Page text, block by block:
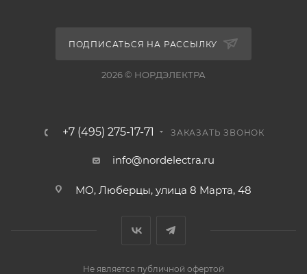
ПОДПИСАТЬСЯ НА РАССЫЛКУ
2026 © НОРДЭЛЕКТРА
+7 (495) 275-17-71 ЗАКАЗАТЬ ЗВОНОК
info@nordelectra.ru
МО, Люберцы, улица 8 Марта, 48
Не является публичной офертой